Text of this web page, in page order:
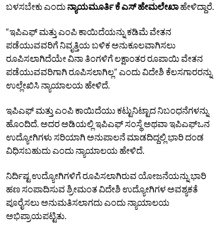
ಬಳಸಬೇಕು ಎಂದು ನ್ಯಾಯಮೂರ್ತಿ ಕೆ ಎಸ್‌ ಹೇಮಲೇಖಾಹೇಳಿದ್ದಾರೆ.
“ಇಪಿಎಫ್‌ ಮತ್ತು ಎಂಪಿ ಕಾಯಿದೆಯನ್ನು ಕಡಿಮೆ ವೇತನ
ಪಡೆಯುವವರಿಗೆ ನಿವೃತ್ತಿಯ ಬಳಿಕ ಅನುಕೂಲವಾಗಿಸಲು
ರೂಪಿಸಲಾಗಿದೆಯೇ ವಿನಾ ತಿಂಗಳಿಗೆ ಲಕ್ಷಾಂತರ ರೂಪಾಯಿ ವೇತನ
ಪಡೆಯುವವರಿಗಾಗಿ ರೂಪಿಸಲಾಗಿಲ್ಲ” ಎಂದು ವಿದೇಶಿ ಕೆಲಸಗಾರರನ್ನು
ಉಲ್ಲೇಖಿಸಿ ನ್ಯಾಯಾಲಯ ಹೇಳಿದೆ.
ಇಪಿಎಫ್ ಮತ್ತು ಎಂಪಿ ಕಾಯಿದೆಯು ಕಟ್ಟುನಿಟ್ಟಾದ ನಿಬಂಧನೆಗಳನ್ನು
ಹೊಂದಿದೆ. ಅದರ ಅಡಿಯಲ್ಲಿ ಇಪಿಎಫ್ ಸಂಸ್ಥೆ ಅಥವಾ ಇಪಿಎಫ್‌ಒನ
ಉದ್ಯೋಗಿಗಳು ಸರಿಯಾಗಿ ಅನುಪಾಲನೆ ಮಾಡದಿದ್ದಲ್ಲಿ ಭಾರಿ ದಂಡ
ವಿಧಿಸಬಹುದು ಎಂದು ನ್ಯಾಯಾಲಯ ಹೇಳಿದೆ.
ನಿರ್ದಿಷ್ಟ ಉದ್ಯೋಗಿಗಳಿಗೆ ರೂಪಿಸಲಾಗಿರುವ ಯೋಜನೆಯನ್ನು ಭಾರಿ
ಹಣ ಸಂಪಾದಿಸುವ ಶ್ರೀಮಂತ ವಿದೇಶಿ ಉದ್ಯೋಗಿಗಳ ಅವಶ್ಯಕತೆ
ಪೂರೈಸಲು ಅನುಮತಿಸಲಾಗದು ಎಂದು ನ್ಯಾಯಾಲಯ
ಅಭಿಪ್ರಾಯಪಟ್ಟಿತು.